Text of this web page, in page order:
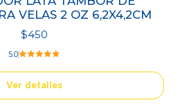
VELAS 2 OZ 6,2X4,2CM
$450
5.0
Ver detalles